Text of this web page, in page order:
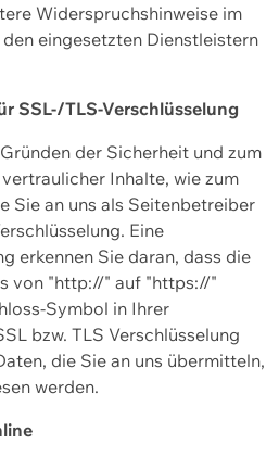
Widerspruchshinweise im
eingesetzten Dienstleistern
SSL-/TLS-Verschlüsselung
der Sicherheit und zum
Inhalte, wie zum
Sie an uns als Seitenbetreiber
Eine
erkennen Sie daran, dass die
von "http://" auf "https://"
Symbol in Ihrer
bzw. TLS Verschlüsselung
die Sie an uns übermitteln,
werden.